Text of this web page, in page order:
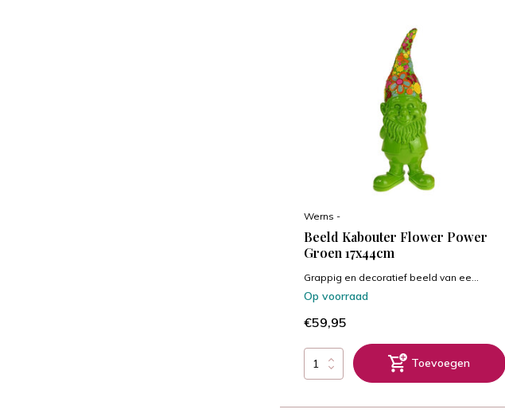
Werns -
Beeld Kabouter Flower Power
Groen 17x44cm
Grappig en decoratief beeld van ee...
Op voorraad
€59,95
Toevoegen